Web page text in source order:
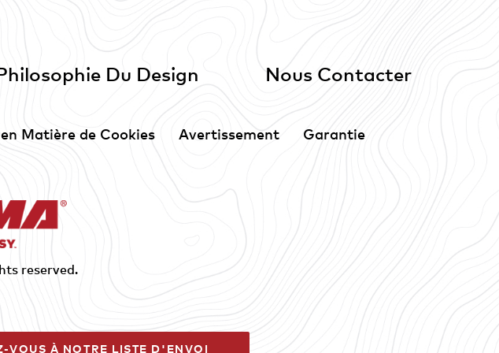
Du Design Nous Contacter
Matière de Cookies Avertissement Garantie
reserved.
VOUS À NOTRE LISTE D'ENVOI